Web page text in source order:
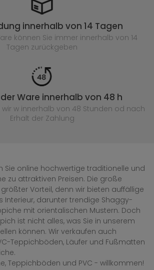
innerhalb von 14 Tagen
können Sie immer innerhalb von 14
Tagen zurückgeben
Ware innerhalb von 48 h
w innerhalb von 48 Stunden od nach
Erhalt der Zahlung
Sie online hochwertige traditionelle und
zu attraktiven Preisen. Die große
Vorteil, denn wir bieten auffällige
Interieur, darunter trendige Shaggy-
mit orientalischen Mustern. Doch
ist nicht alles, was Sie in unserem
können. Wir verkaufen auch
Teppichböden, Läufer und Fußmatten
Teppichböden und PVC - willkommen!